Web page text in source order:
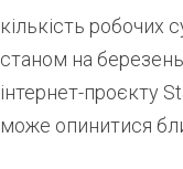
кількість робочих
станом на
інтернет-проєкту
може опинитися